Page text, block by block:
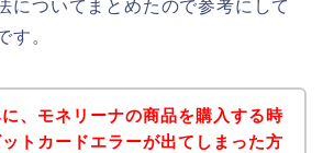
についてまとめたので参考にして
す。
、モネリーナの商品を購入する時
トカードエラーが出てしまった方